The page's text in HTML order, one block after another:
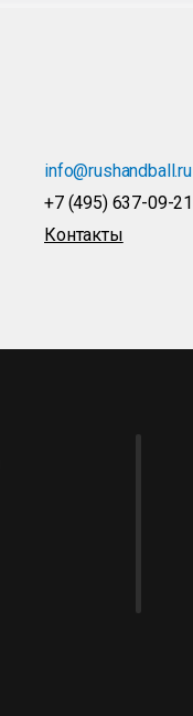
info@rushandball.ru
+7 (495) 637-09-21
Контакты